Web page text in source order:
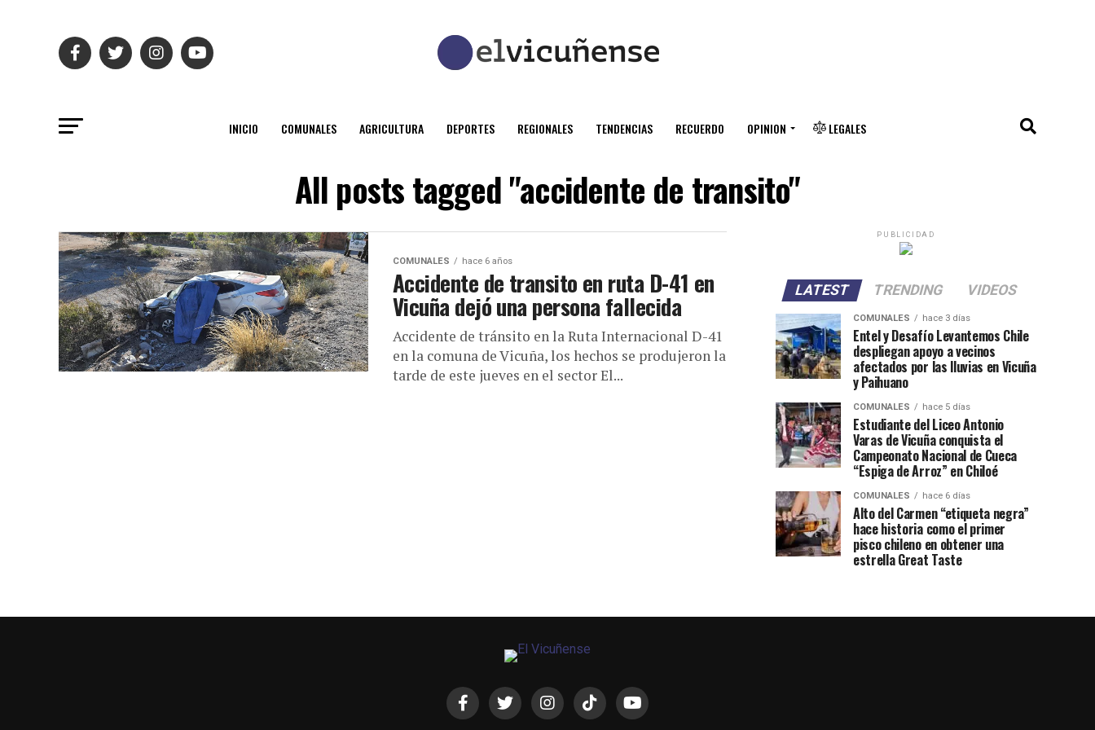
INICIO COMUNALES AGRICULTURA DEPORTES REGIONALES TENDENCIAS RECUERDO OPINION LEGALES
All posts tagged "accidente de transito"
COMUNALES hace 6 años
Accidente de transito en ruta D-41 en
Vicuña dejó una persona fallecida
Accidente de tránsito en la Ruta Internacional D-41
en la comuna de Vicuña, los hechos se produjeron la
tarde de este jueves en el sector El...
PUBLICIDAD
LATEST TRENDING VIDEOS
COMUNALES hace 3 días
Entel y Desafío Levantemos Chile
despliegan apoyo a vecinos
afectados por las lluvias en Vicuña
y Paihuano
COMUNALES hace 5 días
Estudiante del Liceo Antonio
Varas de Vicuña conquista el
Campeonato Nacional de Cueca
“Espiga de Arroz” en Chiloé
COMUNALES hace 6 días
Alto del Carmen “etiqueta negra”
hace historia como el primer
pisco chileno en obtener una
estrella Great Taste